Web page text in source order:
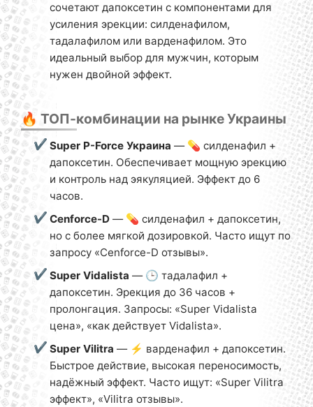
сочетают дапоксетин с компонентами для
усиления эрекции: силденафилом,
тадалафилом или варденафилом. Это
идеальный выбор для мужчин, которым
нужен двойной эффект.
🔥 ТОП-комбинации на рынке Украины
Super P-Force Украина — 💊 силденафил +
дапоксетин. Обеспечивает мощную эрекцию
и контроль над эякуляцией. Эффект до 6
часов.
Cenforce-D — 💊 силденафил + дапоксетин,
но с более мягкой дозировкой. Часто ищут по
запросу «Cenforce-D отзывы».
Super Vidalista — 🕒 тадалафил +
дапоксетин. Эрекция до 36 часов +
пролонгация. Запросы: «Super Vidalista
цена», «как действует Vidalista».
Super Vilitra — ⚡ варденафил + дапоксетин.
Быстрое действие, высокая переносимость,
надёжный эффект. Часто ищут: «Super Vilitra
эффект», «Vilitra отзывы».